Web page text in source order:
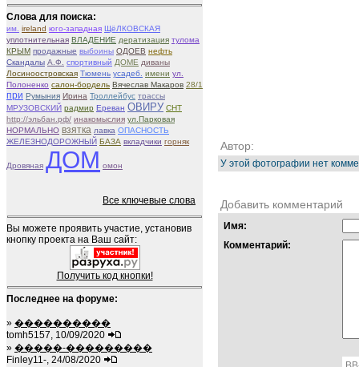
Слова для поиска:
им. ireland юго-западная ЩёЛКОВСКАЯ
уплотнительная ВЛАДЕНИЕ дератизация тулома
КРЫМ продажные выбоины ОДОЕВ нефть
Скандалы А.Ф. спортивный ДОМЕ диваны
Лосиноостровская Тюмень усадеб. имени ул.
Полоненко салон-бордель Вячеслав Макаров 28/1
при Румыния Ирина Троллейбус трассы
МРУЗОВСКИЙ радмир Ереван ОВИРУ СНТ
http://эльбан.рф/ инакомыслия ул.Парковая
НОРМАЛЬНО взятка лавка ОПАСНОСТЬ
ЖЕЛЕЗНОДОРОЖНЫЙ БАЗА вкладчики горняк
Дровяная ДОМ омон
Все ключевые слова
Вы можете проявить участие, установив
кнопку проекта на Ваш сайт:
Получить код кнопки!
Последнее на форуме:
» ����������
tomh5157, 10/09/2020
» �����-���������
Finley11-, 24/08/2020
Автор:
У этой фотографии нет
Добавить комментарий
Имя:
Комментарий: